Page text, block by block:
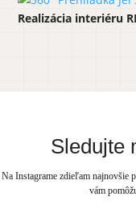
Realizácia interiéru
Sledujte
Na Instagrame zdieľam najnovšie
vám